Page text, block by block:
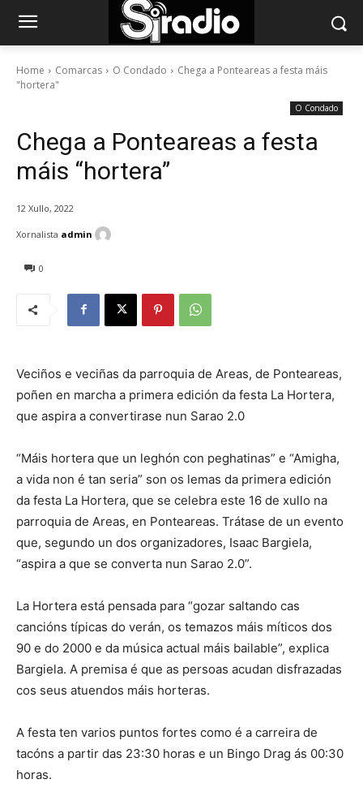
Home Comarcas O Condado
Chega a Ponteareas a festa máis
"hortera"
O Condado
Chega a Ponteareas a festa
máis “hortera”
12 Xullo, 2022
0
Xornalista admin
Veciños e veciñas da parroquia de Areas, de Ponteareas,
poñen en marcha a primera edición da festa La Hortera,
que aspira a convertirase nun Sarao 2.0
“Máis hortera que un leghón con peghatinas” e “Amigha,
a vida non é tan seria” son os lemas da primera edición
da festa La Hortera, que se celebra este 16 de xullo na
parroquia de Areas, en Ponteareas. Trátase de un evento
que, segundo un dos organizadores, Isaac Bargiela,
“aspira a que se converta nun Sarao 2.0”.
La Hortera está pensada para “gozar saltando cas
cancións típicas do verán, os temazos máis míticos dos
90 e do 2000 e da música actual máis bailable”, explica
Bargiela. A premisa é que as persoas acudan disfrazadas
cos seus atuendos máis horteras.
A festa ten varios puntos fortes como é a carreira de
tacóns a partir das 23:30 horas e un Bingo Drag ás 00:30
horas.